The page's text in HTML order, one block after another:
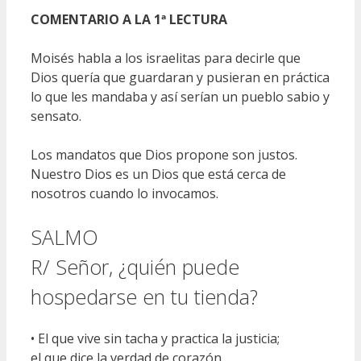
COMENTARIO A LA 1ª LECTURA
Moisés habla a los israelitas para decirle que
Dios quería que guardaran y pusieran en práctica
lo que les mandaba y así serían un pueblo sabio y
sensato.
Los mandatos que Dios propone son justos.
Nuestro Dios es un Dios que está cerca de
nosotros cuando lo invocamos.
SALMO
R/ Señor, ¿quién puede
hospedarse en tu tienda?
• El que vive sin tacha y practica la justicia;
el que dice la verdad de corazón